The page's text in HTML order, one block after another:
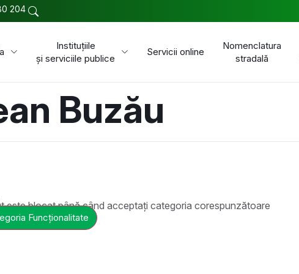
204
Instituțiile
și serviciile publice
Servicii online
Nomenclatura
stradală
Buzău
Funcționalitate